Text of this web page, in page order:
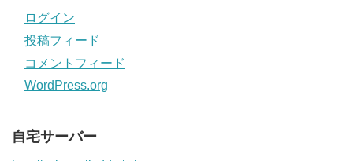
ログイン
投稿フィード
コメントフィード
WordPress.org
自宅サーバー